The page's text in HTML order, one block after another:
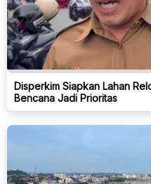
Disperkim Siapkan Lahan
Bencana Jadi Prioritas